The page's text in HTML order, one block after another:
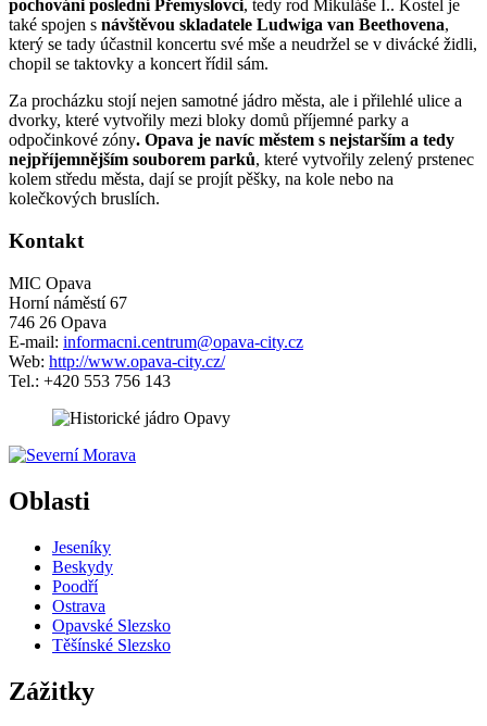
pochováni poslední Přemyslovci, tedy rod Mikuláše I.. Kostel je
také spojen s návštěvou skladatele Ludwiga van Beethovena,
který se tady účastnil koncertu své mše a neudržel se v divácké židli,
chopil se taktovky a koncert řídil sám.
Za procházku stojí nejen samotné jádro města, ale i přilehlé ulice a
dvorky, které vytvořily mezi bloky domů příjemné parky a
odpočinkové zóny. Opava je navíc městem s nejstarším a tedy
nejpříjemnějším souborem parků, které vytvořily zelený prstenec
kolem středu města, dají se projít pěšky, na kole nebo na
kolečkových bruslích.
Kontakt
MIC Opava
Horní náměstí 67
746 26 Opava
E-mail: informacni.centrum@opava-city.cz
Web: http://www.opava-city.cz/
Tel.: +420 553 756 143
−
Oblasti
Jeseníky
Beskydy
Poodří
Ostrava
Opavské Slezsko
Těšínské Slezsko
Zážitky